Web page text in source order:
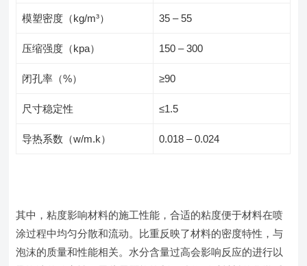
模塑密度（kg/m³） 35 – 55
压缩强度（kpa） 150 – 300
闭孔率（%） ≥90
尺寸稳定性 ≤1.5
导热系数（w/m.k） 0.018 – 0.024
其中，粘度影响材料的施工性能，合适的粘度便于材料在喷
涂过程中均匀分散和流动。比重反映了材料的密度特性，与
泡沫的质量和性能相关。水分含量过高会影响反应的进行以